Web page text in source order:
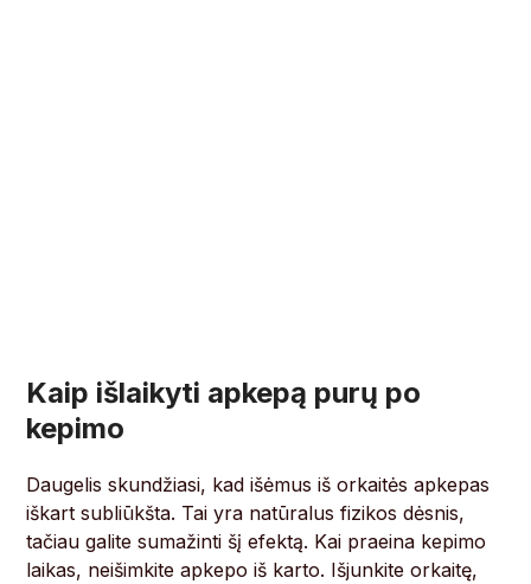
Kaip išlaikyti apkepą purų po
kepimo
Daugelis skundžiasi, kad išėmus iš orkaitės apkepas
iškart subliūkšta. Tai yra natūralus fizikos dėsnis,
tačiau galite sumažinti šį efektą. Kai praeina kepimo
laikas, neišimkite apkepo iš karto. Išjunkite orkaitę,